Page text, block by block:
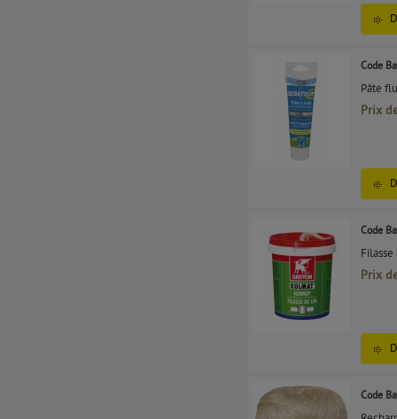
Code
Pâte
Prix
Code
Prix
Code